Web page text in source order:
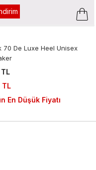
De Luxe Heel Unisex
TL
En Düşük Fiyatı